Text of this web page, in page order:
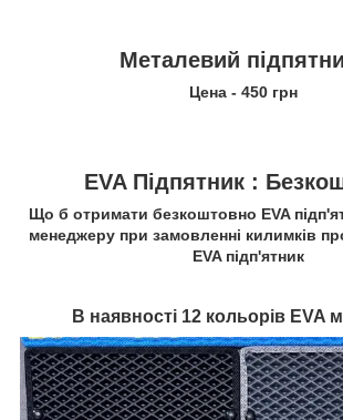
Металевий
Цена - 450 грн
EVA Підпятник :
Що б отримати безкоштовно EVA
менеджеру при замовленні килимків
EVA підп'ятник
В наявності 12 кольорів EVA